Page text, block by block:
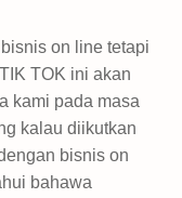
on line tetapi
TOK ini akan
kami pada masa
kalau diikutkan
bisnis on
bahawa